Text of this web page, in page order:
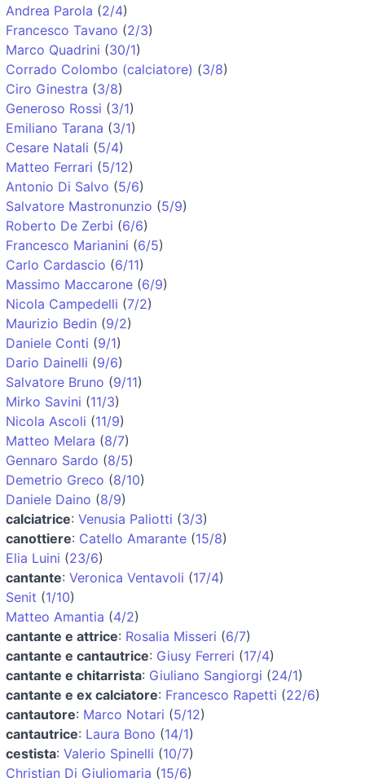
Andrea Parola (2/4)
Francesco Tavano (2/3)
Marco Quadrini (30/1)
Corrado Colombo (calciatore) (3/8)
Ciro Ginestra (3/8)
Generoso Rossi (3/1)
Emiliano Tarana (3/1)
Cesare Natali (5/4)
Matteo Ferrari (5/12)
Antonio Di Salvo (5/6)
Salvatore Mastronunzio (5/9)
Roberto De Zerbi (6/6)
Francesco Marianini (6/5)
Carlo Cardascio (6/11)
Massimo Maccarone (6/9)
Nicola Campedelli (7/2)
Maurizio Bedin (9/2)
Daniele Conti (9/1)
Dario Dainelli (9/6)
Salvatore Bruno (9/11)
Mirko Savini (11/3)
Nicola Ascoli (11/9)
Matteo Melara (8/7)
Gennaro Sardo (8/5)
Demetrio Greco (8/10)
Daniele Daino (8/9)
calciatrice: Venusia Paliotti (3/3)
canottiere: Catello Amarante (15/8)
Elia Luini (23/6)
cantante: Veronica Ventavoli (17/4)
Senit (1/10)
Matteo Amantia (4/2)
cantante e attrice: Rosalia Misseri (6/7)
cantante e cantautrice: Giusy Ferreri (17/4)
cantante e chitarrista: Giuliano Sangiorgi (24/1)
cantante e ex calciatore: Francesco Rapetti (22/6)
cantautore: Marco Notari (5/12)
cantautrice: Laura Bono (14/1)
cestista: Valerio Spinelli (10/7)
Christian Di Giuliomaria (15/6)